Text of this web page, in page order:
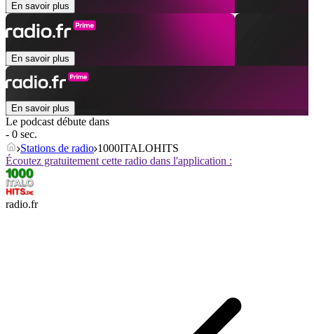
En savoir plus
En savoir plus
En savoir plus
Le podcast débute dans
- 0 sec.
Stations de radio 1000ITALOHITS
Écoutez gratuitement cette radio dans l'application :
radio.fr